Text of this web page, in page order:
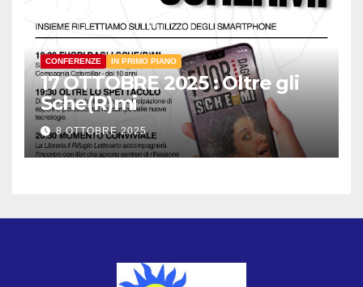
CONFERENZE IN PRIMO PIANO
17 OTTOBRE 2025 : Oltre gli
Sche(R)mi
8 OTTOBRE 2025